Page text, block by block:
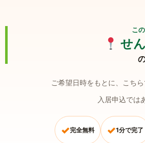
こ
せ
ご希望日時をもとに、こち
入居申込では
✓完全無料 ✓1分で完了